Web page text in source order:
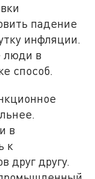
падение
инфляции.
люди в
способ.
в
к
друг другу.